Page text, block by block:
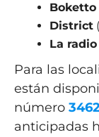
Boketto
District
La
Para las
están
número
anticipadas